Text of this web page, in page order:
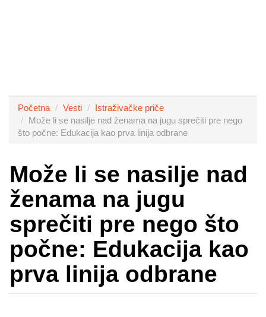
Početna Vesti
Istraživačke priče
Može li se nasilje nad ženama na jugu sprečiti pre nego
što počne: Edukacija kao prva linija odbrane
Može li se nasilje nad
ženama na jugu
sprečiti pre nego što
počne: Edukacija kao
prva linija odbrane